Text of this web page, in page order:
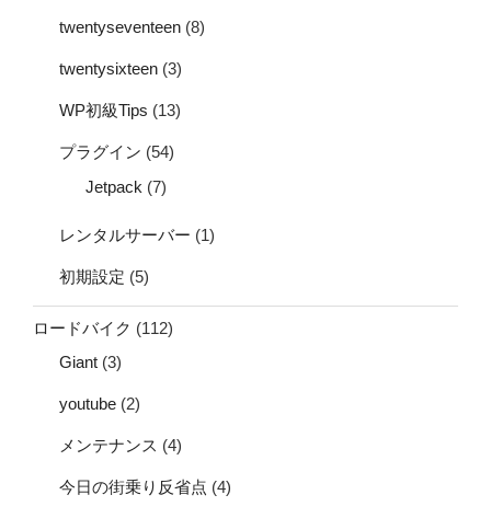
twentyseventeen (8)
twentysixteen (3)
WP初級Tips (13)
プラグイン (54)
Jetpack (7)
レンタルサーバー (1)
初期設定 (5)
ロードバイク (112)
Giant (3)
youtube (2)
メンテナンス (4)
今日の街乗り反省点 (4)